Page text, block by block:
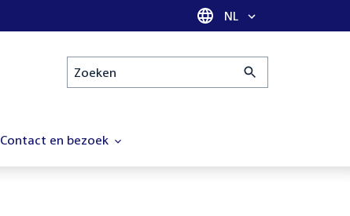
Taal selectie
NL
Zoeken
Contact en bezoek